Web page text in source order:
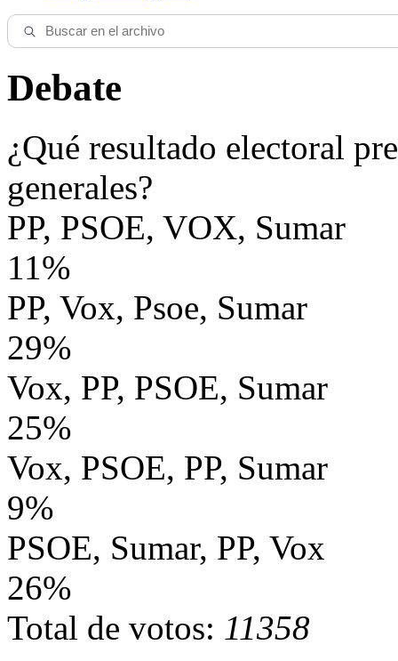
Debate
¿Qué resultado electoral
generales?
PP, PSOE, VOX, Sumar
11%
PP, Vox, Psoe, Sumar
29%
Vox, PP, PSOE, Sumar
25%
Vox, PSOE, PP, Sumar
9%
PSOE, Sumar, PP, Vox
26%
Total de votos: 11358